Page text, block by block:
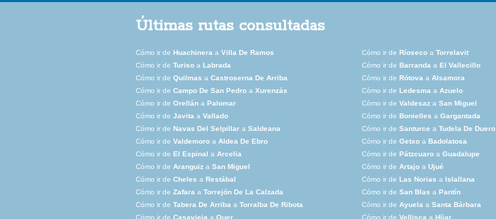
Últimas rutas consultadas
Cómo ir de Huachinera a Villa De Ramos Cómo ir de Ríoseco a Torrelavit
Cómo ir de Turiso a Labrada Cómo ir de Barranda a El Vallecillo
Cómo ir de Quilmas a Castroserna De Arriba Cómo ir de Rótova a Alsamora
Cómo ir de Campo De San Pedro a Xurenzás Cómo ir de Ledesma a Azuelo
Cómo ir de Orellán a Palomar Cómo ir de Valdesaz a San Miguel
Cómo ir de Javita a Vallado Cómo ir de Bonielles a Gargantada
Cómo ir de Navas Del Selpillar a Saldeana Cómo ir de Santurce a Tudela De Duero
Cómo ir de Valdemoro a Aldea De Ebro Cómo ir de Getxo a Badolatosa
Cómo ir de El Espinal a Arcelia Cómo ir de Pátzcuaro a Guadalupe
Cómo ir de Aranguiz a San Miguel Cómo ir de Artajo a Ujué
Cómo ir de Cheles a Restábal Cómo ir de Las Norias a Islallana
Cómo ir de Zafara a Torrejón De La Calzada Cómo ir de San Blas a Pantín
Cómo ir de Tabera De Arriba a Torralba De Ribota Cómo ir de Ayuela a Santa Bárbara